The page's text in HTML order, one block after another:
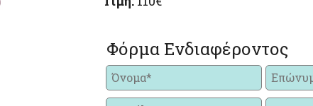
Φόρμα Ενδιαφέροντος